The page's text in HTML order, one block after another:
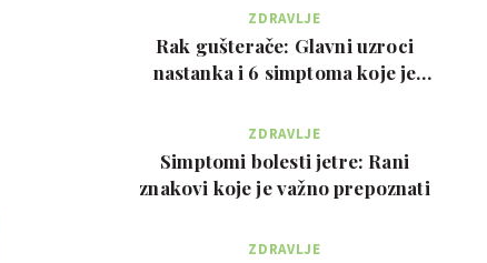
ZDRAVLJE
Rak gušterače: Glavni uzroci
nastanka i 6 simptoma koje je
ZDRAVLJE
Simptomi bolesti jetre: Rani
znakovi koje je važno prepoznati
ZDRAVLJE